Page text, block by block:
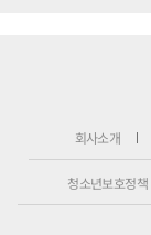
회사소개
청소년보호정책